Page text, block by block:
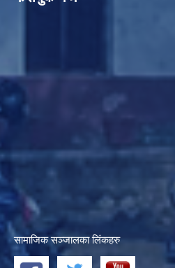
सामाजिक सञ्जालका लिंकहरु